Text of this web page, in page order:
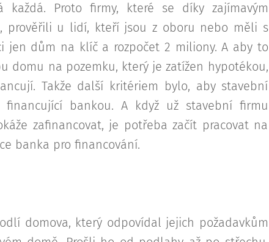
každá. Proto firmy, které se díky zajímavým
prověřili u lidí, kteří jsou z oboru nebo měli s
jen dům na klíč a rozpočet 2 miliony. A aby to
domu na pozemku, který je zatížen hypotékou,
Takže další kritériem bylo, aby stavební
bankou. A když už stavební firmu
zafinancovat, je potřeba začít pracovat na
banka pro financování.
domova, který odpovídal jejich požadavkům